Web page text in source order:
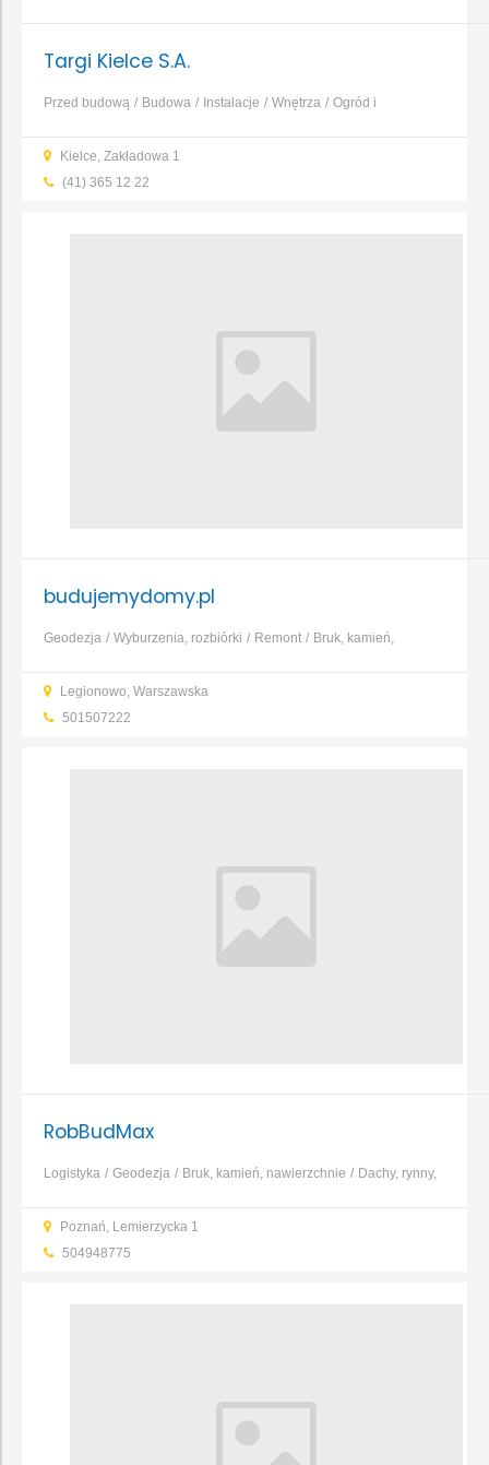
Targi Kielce S.A.
Przed budową Budowa Instalacje Wnętrza
Ogród i
finanse
...
Kielce, Zakładowa 1
(41) 365 12 22
budujemydomy.pl
Geodezja Wyburzenia, rozbiórki Remont
Bruk, kamień,
ziemne, wykopy
Kominy, systemy kominowe
tynkarstwo
...
Legionowo, Warszawska
501507222
RobBudMax
Logistyka Geodezja Bruk, kamień, nawierzchnie
Dachy, rynny,
zbrojenia
Murarstwo, tynkarstwo
Poznań, Lemierzycka 1
504948775